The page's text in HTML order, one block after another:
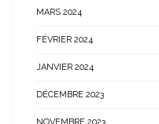
MARS 2024
FÉVRIER 2024
JANVIER 2024
DÉCEMBRE 2023